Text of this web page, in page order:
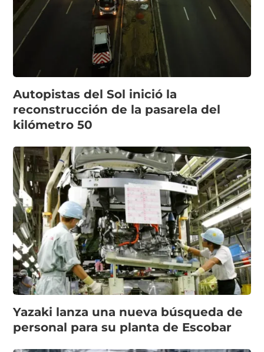
Autopistas del Sol inició la
reconstrucción de la pasarela del
kilómetro 50
Yazaki lanza una nueva búsqueda de
personal para su planta de Escobar